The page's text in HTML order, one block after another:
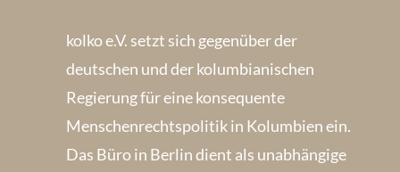
kolko e.V. setzt sich gegenüber der
deutschen und der kolumbianischen
Regierung für eine konsequente
Menschenrechts­politik in Kolum­bien ein.
Das Büro in Berlin dient als unabhängige